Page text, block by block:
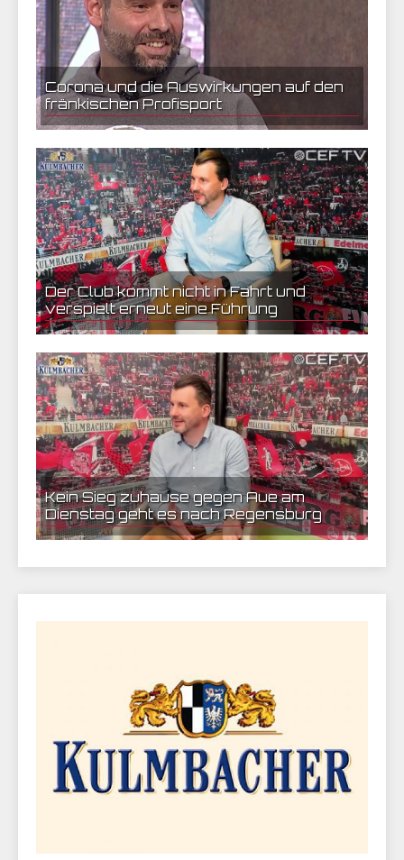
Corona und die Auswirkungen auf den
fränkischen Profisport
01.11.2020 17:44 | CEF Nürnberg
Der Club kommt nicht in Fahrt und
verspielt erneut eine Führung
23.05.2020 14:09 | CEF Nürnberg
Kein Sieg zuhause gegen Aue am
Dienstag geht es nach Regensburg